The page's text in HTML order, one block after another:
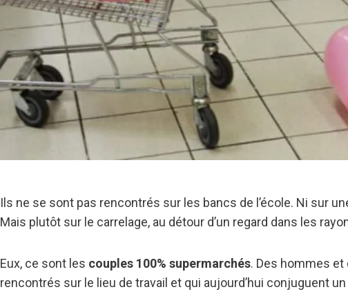
Ils ne se sont pas rencontrés sur les bancs de l’école. Ni sur
Mais plutôt sur le carrelage, au détour d’un regard dans les
Eux, ce sont les couples 100% supermarchés. Des hommes
rencontrés sur le lieu de travail et qui aujourd’hui conjuguent